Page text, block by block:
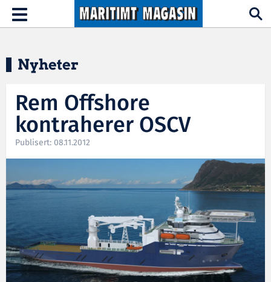
Hopp til hovedinnhold
Toggle
navigation
Nyheter
Rem Offshore
kontraherer OSCV
Publisert: 08.11.2012